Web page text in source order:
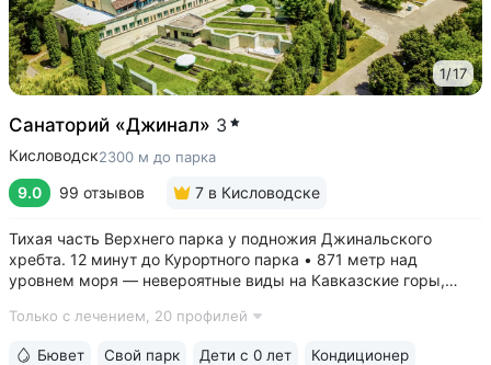
1/17
Санаторий «Джинал» 3
Кисловодск2300 м до парка
9.0 99 отзывов 7 в Кисловодске
Тихая часть Верхнего парка у подножия Джинальского
хребта. 12 минут до Курортного парка • 871 метр над
уровнем моря ­— невероятные виды на Кавказские горы,
расположены лучшие смотровые площадки Кисловодска •
Только с лечением, 20 профилей
Бювет Свой парк Дети с 0 лет Кондиционер